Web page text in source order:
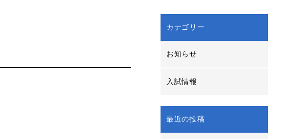
カテゴリー
お知らせ
入試情報
最近の投稿